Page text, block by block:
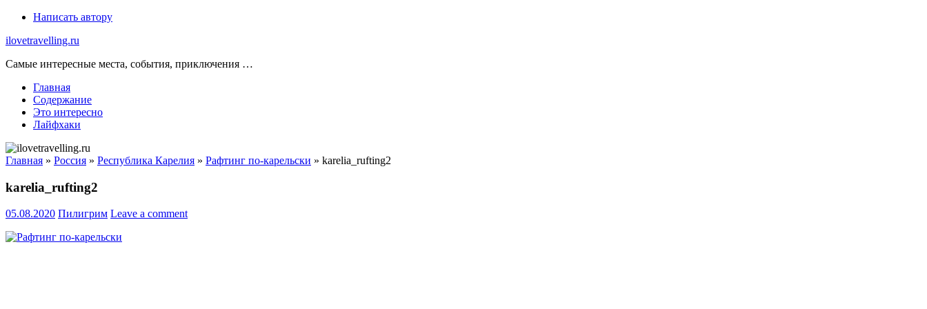
Skip
content
Написать автору
ilovetravelling.ru
Самые интересные места, события, приключения …
Главная
Содержание
Это интересно
Лайфхаки
Главная » Россия » Республика Карелия » Рафтинг по-карельски » karelia_rufting2
karelia_rufting2
05.08.2020 Пилигрим Leave a comment